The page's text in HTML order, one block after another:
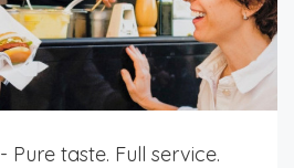
Pure taste. Full service.